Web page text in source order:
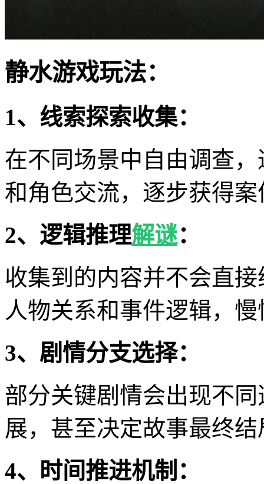
静水游戏玩法：
1、线索探索收集：
在不同场景中自由调查
和角色交流，逐步获得
2、逻辑推理解谜：
收集到的内容并不会直
人物关系和事件逻辑，
3、剧情分支选择：
部分关键剧情会出现不
展，甚至决定故事最终结
4、时间推进机制：